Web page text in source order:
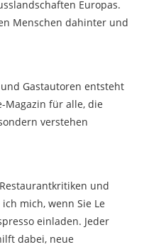
Europas.
Menschen dahinter und
Gastautoren entsteht
Magazin für alle, die
verstehen
und
mich, wenn Sie Le
einladen. Jeder
dabei, neue